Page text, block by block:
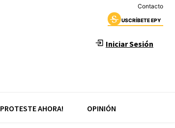
Contacto
USCRÍBETE EPY
Iniciar Sesión
PROTESTE AHORA! OPINIÓN